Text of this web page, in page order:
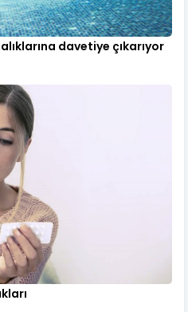
davetiye çıkarıyor